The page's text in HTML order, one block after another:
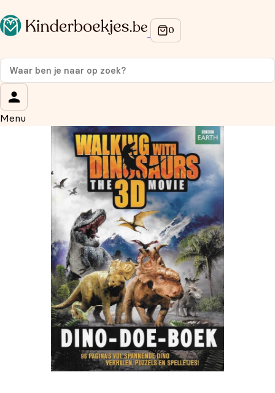
Menu
Op de hoogte blijven van onze acties?
Meld je aan voor onze nieuwsbrief en ontvang
op je eerste aankoop!
Wat is je voornaam?
Wat is je e-mailadres?*
Aanmelden
We gebruiken je gegevens om contact op te nemen, in
overeenstemming met onsprivacybeleid.